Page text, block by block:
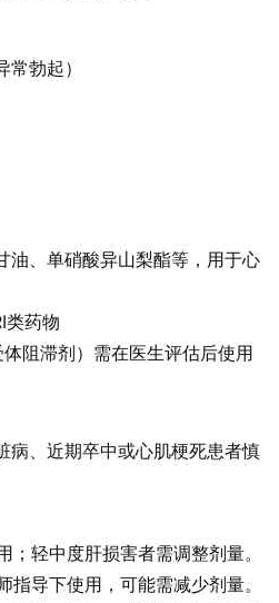
勃起）
油、单硝酸异山梨酯等，用于心
类药物
阻滞剂）需在医生评估后使用
病、近期卒中或心肌梗死患者慎
；轻中度肝损害者需调整剂量。
指导下使用，可能需减少剂量。